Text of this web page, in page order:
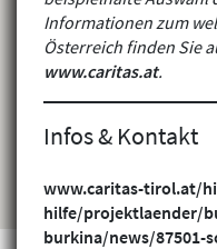
Informationen zum
Österreich finden Sie
www.caritas.at.
Infos & Kontakt
www.caritas-tirol.at/
hilfe/projektlaender/
burkina/news/87501-